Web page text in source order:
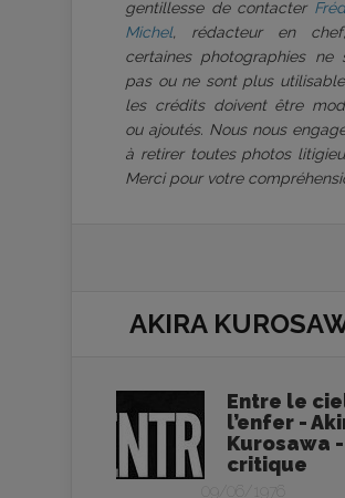
gentillesse de contacter
Michel, rédacteur en
certaines photographies ne
pas ou ne sont plus
les crédits doivent être
ou ajoutés. Nous nous
à retirer toutes photos
Merci pour votre
AKIRA
Entre le
l’enfer -
Kurosawa -
critique